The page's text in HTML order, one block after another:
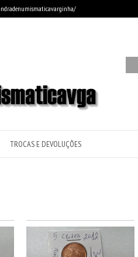
TROCAS E DEVOLUÇÕES